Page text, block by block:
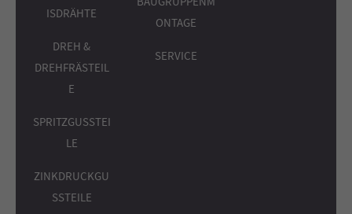
ISDRÄHTE
DREH &
DREHFRÄSTEIL
E
SPRITZGUSSTEI
LE
ZINKDRUCKGU
SSTEILE
ONTAGE
SERVICE